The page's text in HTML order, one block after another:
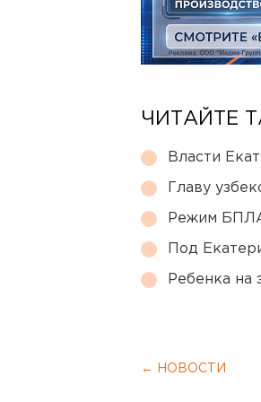
ЧИТАЙТЕ
Власти
Главу
Режим
Под
Ребенка на
← НОВОСТИ